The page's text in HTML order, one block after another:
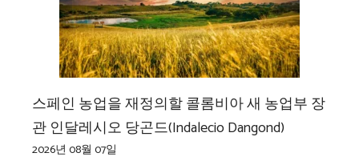
스페인 농업을 재정의할 콜롬비아 새 농업부 장
관 인달레시오 당곤드(Indalecio Dangond)
2026년 08월 07일